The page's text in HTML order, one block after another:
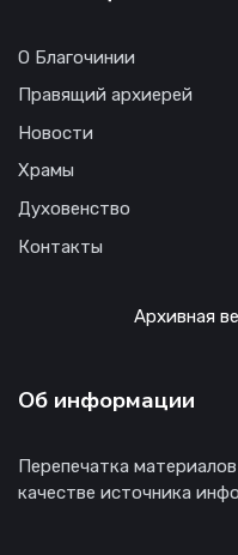
О Благочинии
Правящий архиерей
Новости
Храмы
Духовенство
Контакты
Архивная
Об информации
Перепечатка
качестве источника